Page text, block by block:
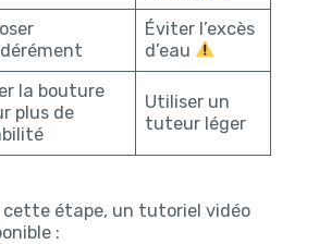
Éviter l’excès
d’eau
la bouture
plus de
Utiliser un
tuteur léger
cette étape, un tutoriel vidéo
: